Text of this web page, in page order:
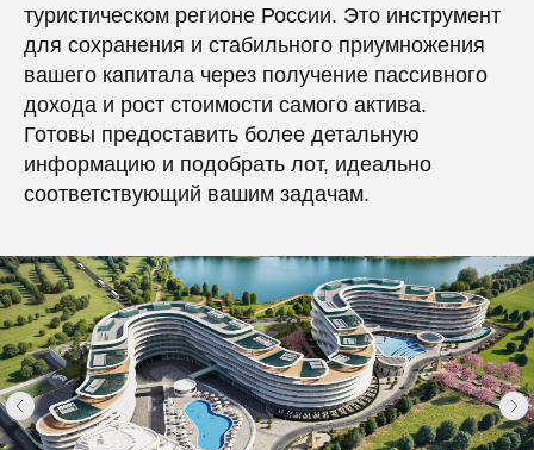
туристическом регионе России. Это инструмент
для сохранения и стабильного приумножения
вашего капитала через получение пассивного
дохода и рост стоимости самого актива.
Готовы предоставить более детальную
информацию и подобрать лот, идеально
соответствующий вашим задачам.